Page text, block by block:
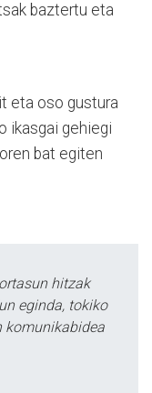
baztertu eta
eta oso gustura
ikasgai gehiegi
bat egiten
hitzak
eginda, tokiko
komunikabidea